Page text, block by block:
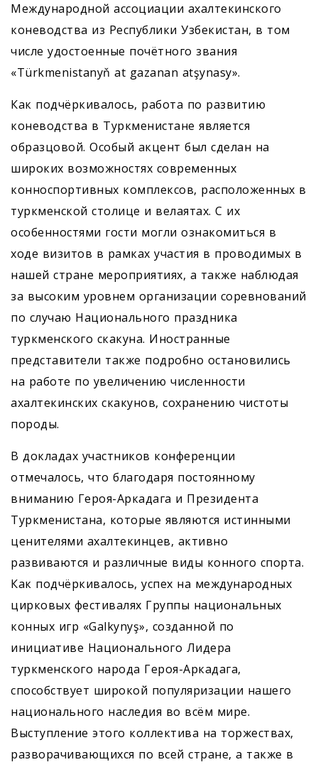
Международной ассоциации ахалтекинского
коневодства из Республики Узбекистан, в том
числе удостоенные почётного звания
«Türkmenistanyň at gazanan atşynasy».
Как подчёркивалось, работа по развитию
коневодства в Туркменистане является
образцовой. Особый акцент был сделан на
широких возможностях современных
конноспортивных комплексов, расположенных в
туркменской столице и велаятах. С их
особенностями гости могли ознакомиться в
ходе визитов в рамках участия в проводимых в
нашей стране мероприятиях, а также наблюдая
за высоким уровнем организации соревнований
по случаю Национального праздника
туркменского скакуна. Иностранные
представители также подробно остановились
на работе по увеличению численности
ахалтекинских скакунов, сохранению чистоты
породы.
В докладах участников конференции
отмечалось, что благодаря постоянному
вниманию Героя-­Аркадага и Президента
Туркменистана, которые являются истинными
ценителями ахалтекинцев, активно
развиваются и различные виды конного спорта.
Как подчёркивалось, успех на международных
цирковых фестивалях Группы национальных
конных игр «Galkynyş», созданной по
инициативе Национального ­Лидера
туркменского народа Героя-Аркадага,
способствует широкой популяризации нашего
национального наследия во всём мире.
Выступление этого коллектива на торжествах,
разворачивающихся по всей стране, а также в